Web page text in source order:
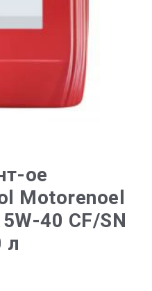
ое
Motorenoel
40 CF/SN
л